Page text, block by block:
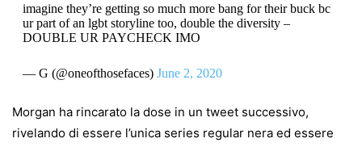
imagine they’re getting so much more bang for their buck bc
ur part of an lgbt storyline too, double the diversity –
DOUBLE UR PAYCHECK IMO
— G (@oneofthosefaces) June 2, 2020
Morgan ha rincarato la dose in un tweet successivo,
rivelando di essere l’unica series regular nera ed essere